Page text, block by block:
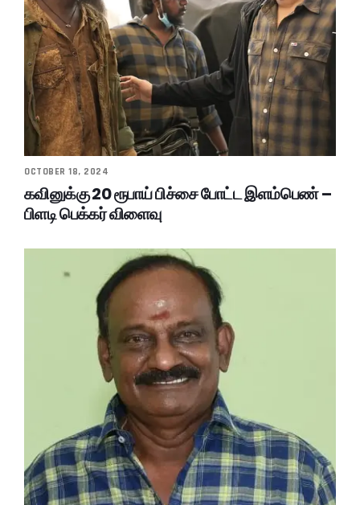
OCTOBER 18, 2024
கவினுக்கு 20 ரூபாய் பிச்சை போட்ட இளம்பெண் –
பிளடி பெக்கர் விளைவு